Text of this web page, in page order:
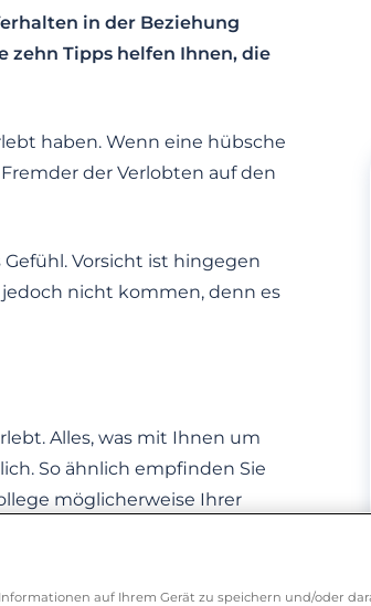
in der Beziehung
zehn Tipps helfen Ihnen, die
haben. Wenn eine hübsche
der Verlobten auf den
Vorsicht ist hingegen
nicht kommen, denn es
Alles, was mit Ihnen um
So ähnlich empfinden Sie
möglicherweise Ihrer
Ihnen und Ihrem
auf Ihrem Gerät zu speichern und/oder